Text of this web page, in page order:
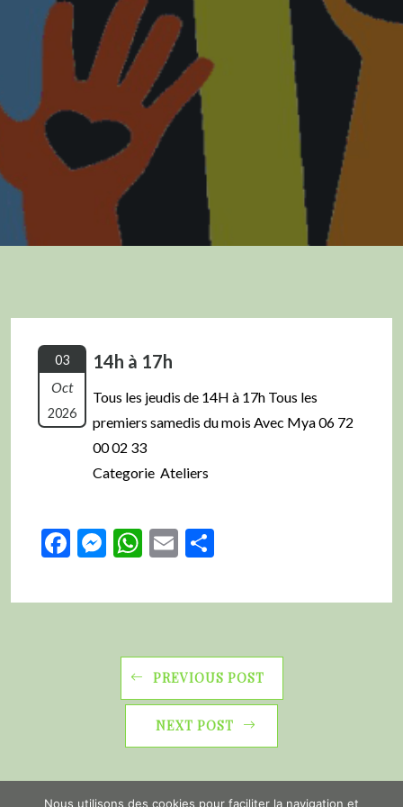
03
Oct
2026
14h à 17h
Tous les jeudis de 14H à 17h Tous les
premiers samedis du mois Avec Mya 06 72
00 02 33
Categorie Ateliers
Facebook
Messenger
WhatsApp
Email
PREVIOUS POST
NEXT POST
Nous utilisons des cookies pour faciliter la navigation et